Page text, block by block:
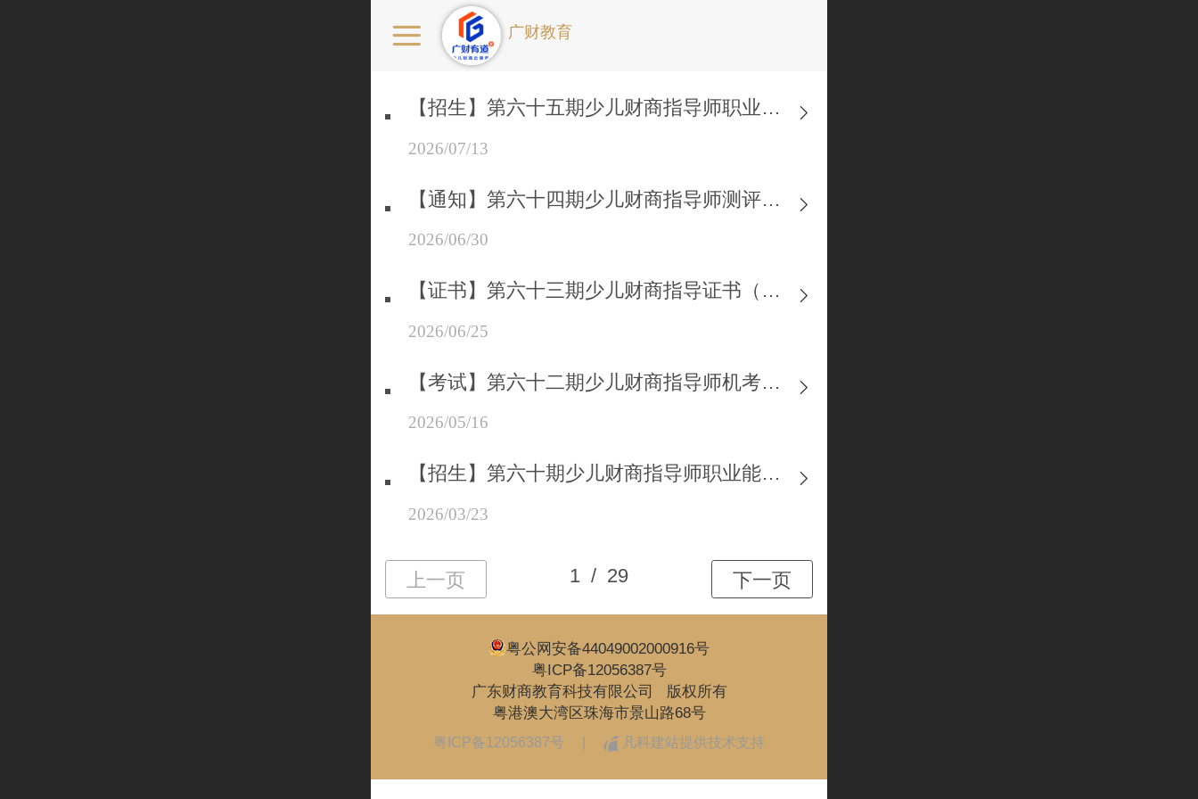
广财教育
【招生】第六十五期少儿财商指导师职业能力证书课程招生简章
2026/07/13
【通知】第六十四期少儿财商指导师测评考试操作流程（7月考试）
2026/06/30
【证书】第六十三期少儿财商指导证书（6月考试）发放通知！
2026/06/25
【考试】第六十二期少儿财商指导师机考于5月16日下午顺利结束！
2026/05/16
【招生】第六十期少儿财商指导师职业能力证书课程招生简章
2026/03/23
粤公网安备44049002000916号
粤ICP备12056387号
广东财商教育科技有限公司 版权所有
粤港澳大湾区珠海市景山路68号
粤ICP备12056387号 凡科建站提供技术支持